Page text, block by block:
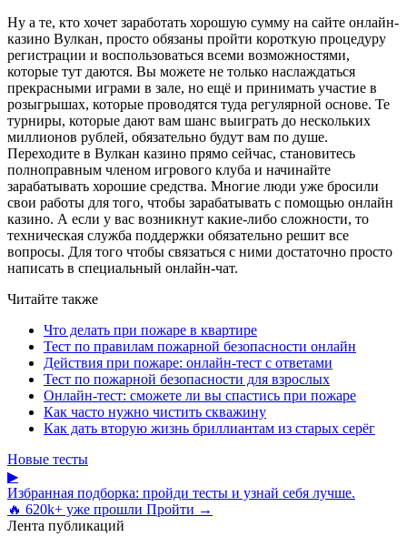
Ну а те, кто хочет заработать хорошую сумму на сайте онлайн-
казино Вулкан, просто обязаны пройти короткую процедуру
регистрации и воспользоваться всеми возможностями,
которые тут даются. Вы можете не только наслаждаться
прекрасными играми в зале, но ещё и принимать участие в
розыгрышах, которые проводятся туда регулярной основе. Те
турниры, которые дают вам шанс выиграть до нескольких
миллионов рублей, обязательно будут вам по душе.
Переходите в Вулкан казино прямо сейчас, становитесь
полноправным членом игрового клуба и начинайте
зарабатывать хорошие средства. Многие люди уже бросили
свои работы для того, чтобы зарабатывать с помощью онлайн
казино. А если у вас возникнут какие-либо сложности, то
техническая служба поддержки обязательно решит все
вопросы. Для того чтобы связаться с ними достаточно просто
написать в специальный онлайн-чат.
Читайте также
Что делать при пожаре в квартире
Тест по правилам пожарной безопасности онлайн
Действия при пожаре: онлайн-тест с ответами
Тест по пожарной безопасности для взрослых
Онлайн-тест: сможете ли вы спастись при пожаре
Как часто нужно чистить скважину
Как дать вторую жизнь бриллиантам из старых серёг
Новые тесты
▶
Избранная подборка: пройди тесты и узнай себя лучше.
🔥 620k+ уже прошли Пройти →
Лента публикаций